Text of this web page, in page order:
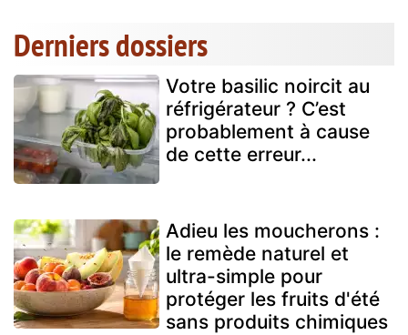
Derniers dossiers
Votre basilic noircit au
réfrigérateur ? C’est
probablement à cause
de cette erreur...
Adieu les moucherons :
le remède naturel et
ultra-simple pour
protéger les fruits d'été
sans produits chimiques